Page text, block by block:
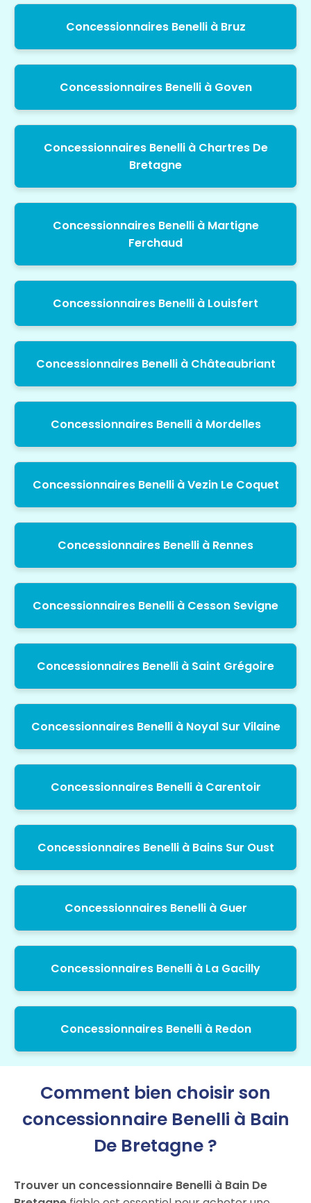
Concessionnaires Benelli à Bruz
Concessionnaires Benelli à Goven
Concessionnaires Benelli à Chartres De
Bretagne
Concessionnaires Benelli à Martigne
Ferchaud
Concessionnaires Benelli à Louisfert
Concessionnaires Benelli à Châteaubriant
Concessionnaires Benelli à Mordelles
Concessionnaires Benelli à Vezin Le Coquet
Concessionnaires Benelli à Rennes
Concessionnaires Benelli à Cesson Sevigne
Concessionnaires Benelli à Saint Grégoire
Concessionnaires Benelli à Noyal Sur Vilaine
Concessionnaires Benelli à Carentoir
Concessionnaires Benelli à Bains Sur Oust
Concessionnaires Benelli à Guer
Concessionnaires Benelli à La Gacilly
Concessionnaires Benelli à Redon
Comment bien choisir son
concessionnaire Benelli à Bain
De Bretagne ?
Trouver un concessionnaire Benelli à Bain De